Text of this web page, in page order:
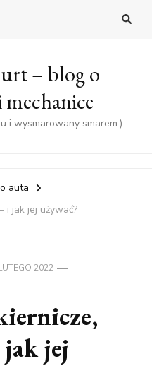
– blog o
i wysmarowany smarem:)
auta
i jak jej używać?
2022
jej